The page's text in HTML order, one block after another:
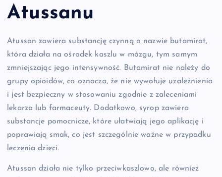
Atussanu
Atussan zawiera substancję czynną o nazwie butamirat,
która działa na ośrodek kaszlu w mózgu, tym samym
zmniejszając jego intensywność. Butamirat nie należy do
grupy opioidów, co oznacza, że nie wywołuje uzależnienia
i jest bezpieczny w stosowaniu zgodnie z zaleceniami
lekarza lub farmaceuty. Dodatkowo, syrop zawiera
substancje pomocnicze, które ułatwiają jego aplikację i
poprawiają smak, co jest szczególnie ważne w przypadku
leczenia dzieci.
Atussan działa nie tylko przeciwkaszlowo, ale również